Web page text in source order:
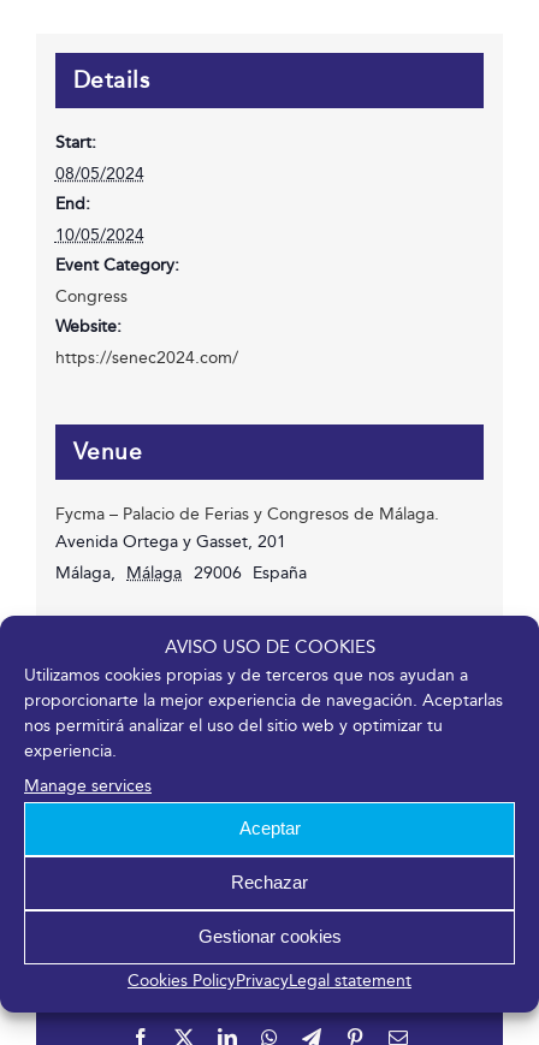
AVISO USO DE COOKIES
Utilizamos cookies propias y de terceros que nos ayudan a
proporcionarte la mejor experiencia de navegación. Aceptarlas
nos permitirá analizar el uso del sitio web y optimizar tu
experiencia.
Manage services
Aceptar
Rechazar
Gestionar cookies
Cookies PolicyPrivacyLegal statement
Details
Start:
08/05/2024
End:
10/05/2024
Event Category:
Congress
Website:
https://senec2024.com/
Venue
Fycma – Palacio de Ferias y Congresos de Málaga.
Avenida Ortega y Gasset, 201
Málaga, Málaga 29006 España
Organizer
Sociedad Española de Neurología
Phone
+34 913 836 000
. senec2024@pacifico-meetings.com
Facebook LinkedInWhatsApp
TelegramPinterestEmail